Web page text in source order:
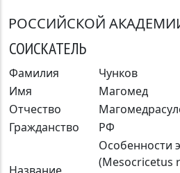
РОССИЙСКОЙ
СОИСКАТЕЛЬ
Фамилия
Чунков
Имя
Магомед
Отчество
Гражданство
РФ
Название
Особенности
(Mesocricetus